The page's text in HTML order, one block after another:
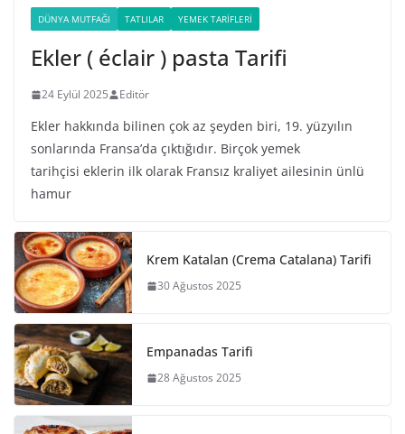
DÜNYA MUTFAĞI TATLILAR YEMEK TARIFLERI
Ekler ( éclair ) pasta Tarifi
24 Eylül 2025 Editör
Ekler hakkında bilinen çok az şeyden biri, 19. yüzyılın
sonlarında Fransa’da çıktığıdır. Birçok yemek
tarihçisi eklerin ilk olarak Fransız kraliyet ailesinin ünlü
hamur
Krem Katalan (Crema Catalana) Tarifi
30 Ağustos 2025
Empanadas Tarifi
28 Ağustos 2025